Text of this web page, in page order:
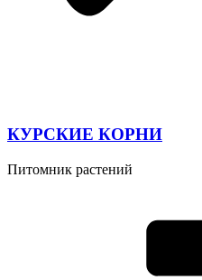
КУРСКИЕ КОРНИ
Питомник растений